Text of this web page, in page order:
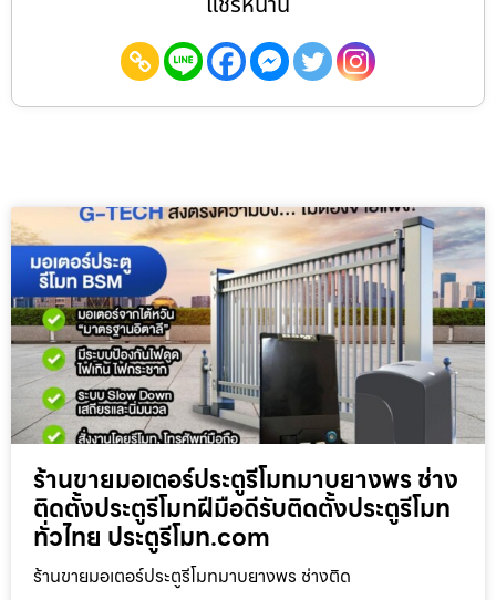
ร้านขายมอเตอร์ประตูรีโมทมาบยางพร ช่าง
ติดตั้งประตูรีโมทฝีมือดีรับติดตั้งประตูรีโมท
ทั่วไทย ประตูรีโมท.com
ร้านขายมอเตอร์ประตูรีโมทมาบยางพร ช่างติด